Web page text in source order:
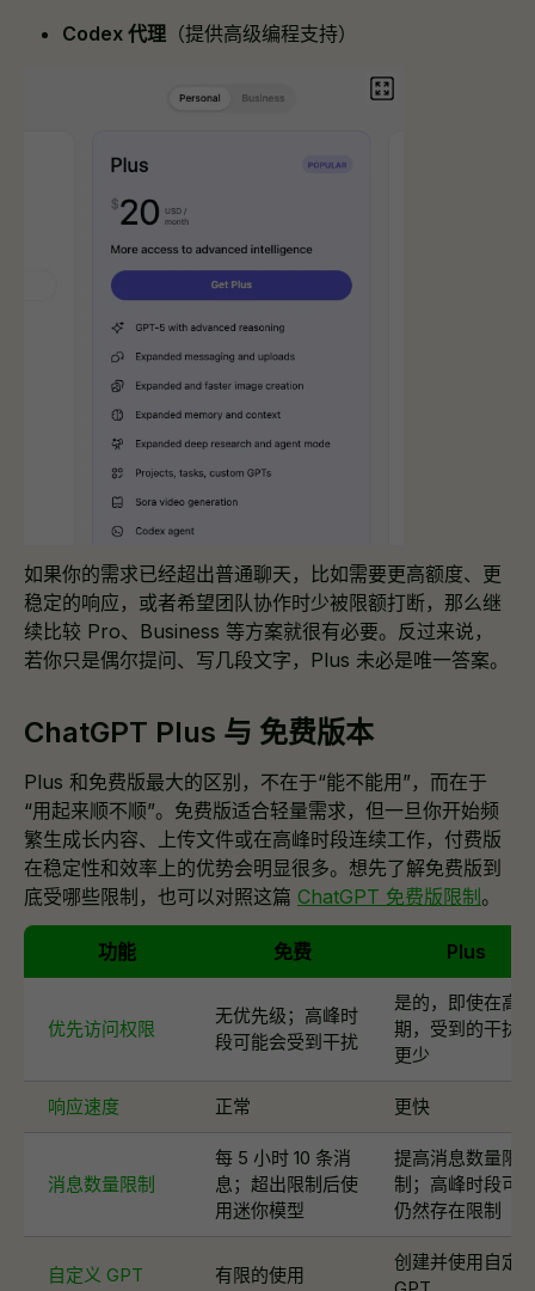
Codex 代理 （提供高级编程支持）
如果你的需求已经超出普通聊天，比如需要更高额度、更
稳定的响应，或者希望团队协作时少被限额打断，那么继
续比较 Pro、Business 等方案就很有必要。反过来说，
若你只是偶尔提问、写几段文字，Plus 未必是唯一答案。
ChatGPT Plus 与 免费版本
Plus 和免费版最大的区别，不在于“能不能用”，而在于
“用起来顺不顺”。免费版适合轻量需求，但一旦你开始频
繁生成长内容、上传文件或在高峰时段连续工作，付费版
在稳定性和效率上的优势会明显很多。想先了解免费版到
底受哪些限制，也可以对照这篇 ChatGPT 免费版限制 。
功能 免费 Plus
优先访问权限
无优先级；高峰时
段可能会受到干扰
是的，即使在高
期，受到的干扰
更少
响应速度 正常 更快
消息数量限制
每 5 小时 10 条消
息；超出限制后使
用迷你模型
提高消息数量限
制；高峰时段可
仍然存在限制
自定义 GPT 有限的使用
创建并使用自定